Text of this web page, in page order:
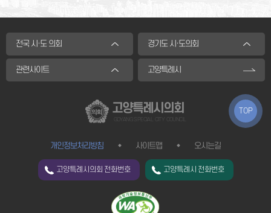
TOP
전국 시·도 의회 경기도 시·도의회
관련사이트 고양특례시
고양특례시의회
GOYANG SPECIAL CITY COUNCIL
개인정보처리방침 사이트맵 오시는길
고양특례시의회 전화번호 고양특례시 전화번호